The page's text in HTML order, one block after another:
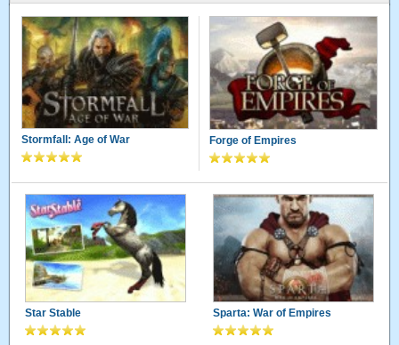
Stormfall: Age of War Forge of Empires
Star Stable Sparta: War of Empires